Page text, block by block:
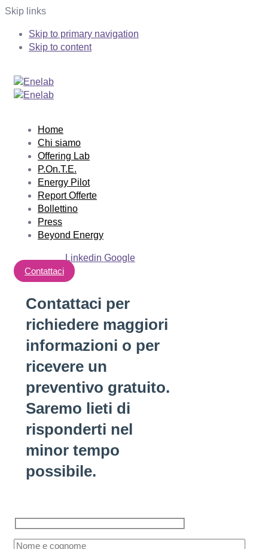
Skip links
Skip to primary navigation
Skip to content
Home
Chi siamo
Offering Lab
P.On.T.E.
Energy Pilot
Report Offerte
Bollettino
Press
Beyond Energy
Linkedin Google
Contattaci
Contattaci per
richiedere maggiori
informazioni o per
ricevere un
preventivo gratuito.
Saremo lieti di
risponderti nel
minor tempo
possibile.